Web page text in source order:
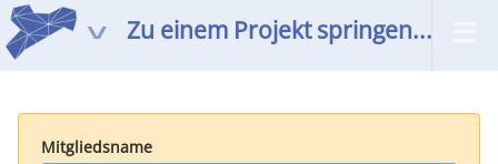
Zu einem Projekt springen...
Mitgliedsname